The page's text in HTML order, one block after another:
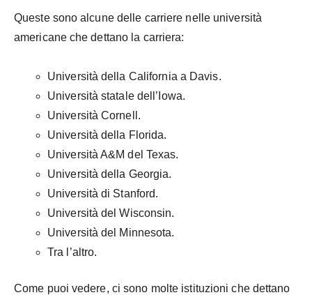
Queste sono alcune delle carriere nelle università
americane che dettano la carriera:
Università della California a Davis.
Università statale dell’Iowa.
Università Cornell.
Università della Florida.
Università A&M del Texas.
Università della Georgia.
Università di Stanford.
Università del Wisconsin.
Università del Minnesota.
Tra l’altro.
Come puoi vedere, ci sono molte istituzioni che dettano